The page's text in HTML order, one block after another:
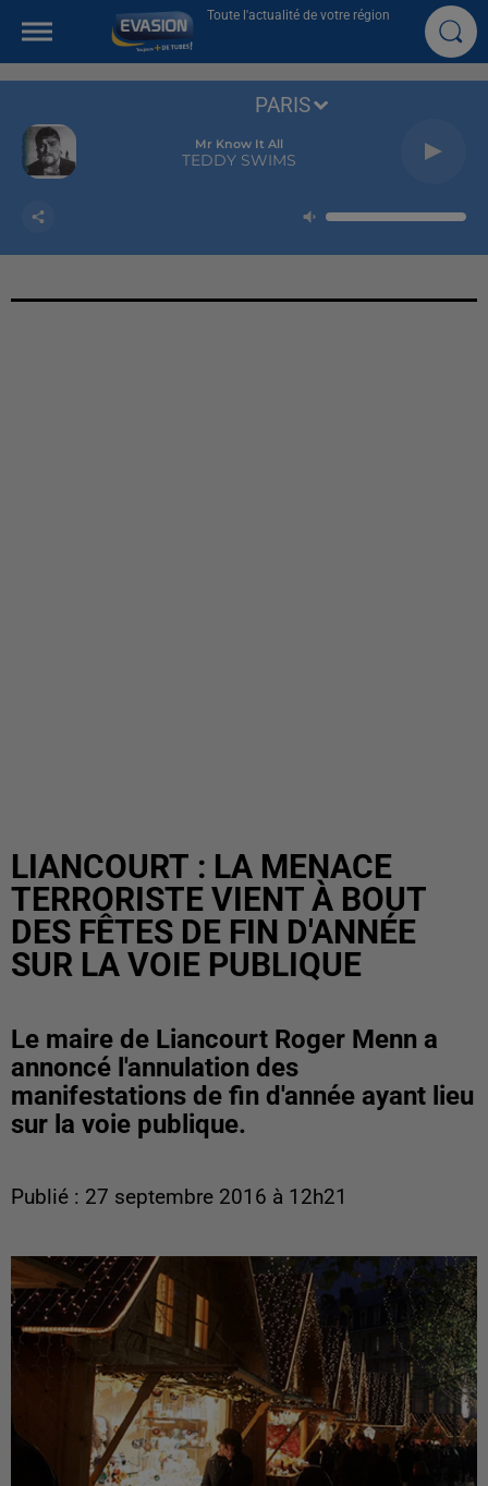
Toute l'actualité de votre région
Mr Know It All
TEDDY SWIMS
PARIS
LIANCOURT : LA MENACE
TERRORISTE VIENT À BOUT
DES FÊTES DE FIN D'ANNÉE
SUR LA VOIE PUBLIQUE
Le maire de Liancourt Roger Menn a
annoncé l'annulation des
manifestations de fin d'année ayant lieu
sur la voie publique.
Publié : 27 septembre 2016 à 12h21